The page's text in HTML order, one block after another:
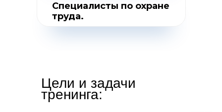
Специалисты по охране
труда.
Цели и задачи
тренинга: